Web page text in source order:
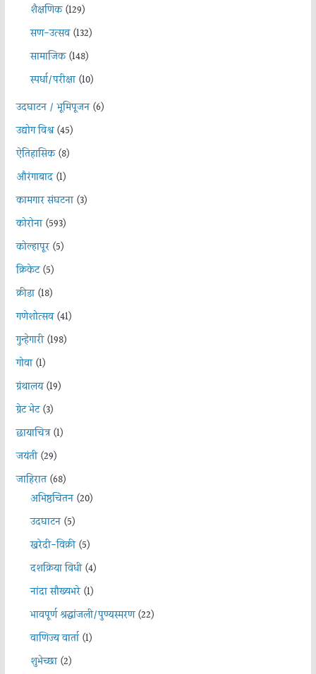
शैक्षणिक(129)
सण-उत्सव(132)
सामाजिक(148)
स्पर्धा/परीक्षा(10)
उदघाटन / भूमिपूजन(6)
उद्योग विश्व(45)
ऐतिहासिक(8)
औरंगाबाद(1)
कामगार संघटना(3)
कोरोना(593)
कोल्हापूर(5)
क्रिकेट(5)
क्रीडा(18)
गणेशोत्सव(41)
गुन्हेगारी(198)
गोवा(1)
ग्रंथालय(19)
ग्रेट भेट(3)
छायाचित्र(1)
जयंती(29)
जाहिरात(68)
अभिष्ठचिंतन(20)
उदघाटन(5)
खरेदी-विक्री(5)
दशक्रिया विधी(4)
नांदा सौख्यभरे(1)
भावपूर्ण श्रद्धांजली/पुण्यस्मरण(22)
वाणिज्य वार्ता(1)
शुभेच्छा(2)